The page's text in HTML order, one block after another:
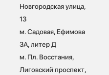
Новгородская улица,
13
м. Садовая, Ефимова
3А, литер Д
м. Пл. Восстания,
Лиговский проспект,